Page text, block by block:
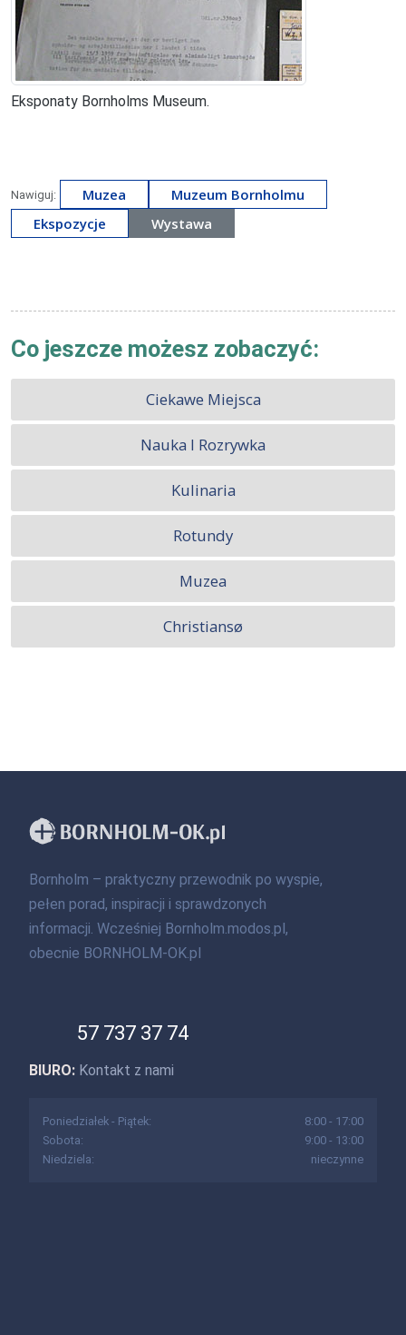
Eksponaty Bornholms Museum.
Nawiguj: Muzea
Muzeum Bornholmu
Ekspozycje
Wystawa
Co jeszcze możesz zobaczyć:
Ciekawe Miejsca
Nauka I Rozrywka
Kulinaria
Rotundy
Muzea
Christiansø
Bornholm – praktyczny przewodnik po wyspie,
pełen porad, inspiracji i sprawdzonych
informacji. Wcześniej Bornholm.modos.pl,
obecnie BORNHOLM-OK.pl
57 737 37 74
BIURO: Kontakt z nami
Poniedziałek - Piątek:
8:00 - 17:00
Sobota:
9:00 - 13:00
Niedziela:
nieczynne